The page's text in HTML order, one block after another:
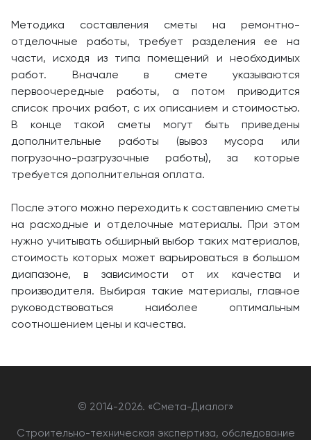
Методика составления сметы на ремонтно-
отделочные работы, требует разделения ее на
части, исходя из типа помещений и необходимых
работ. Вначале в смете указываются
первоочередные работы, а потом приводится
список прочих работ, с их описанием и стоимостью.
В конце такой сметы могут быть приведены
дополнительные работы (вывоз мусора или
погрузочно-разгрузочные работы), за которые
требуется дополнительная оплата.
После этого можно переходить к составлению сметы
на расходные и отделочные материалы. При этом
нужно учитывать обширный выбор таких материалов,
стоимость которых может варьироваться в большом
диапазоне, в зависимости от их качества и
производителя. Выбирая такие материалы, главное
руководствоваться наиболее оптимальным
соотношением цены и качества.
© 2014-2026. «Смета-Диалог»
Строительно-техническая экспертиза, обследование